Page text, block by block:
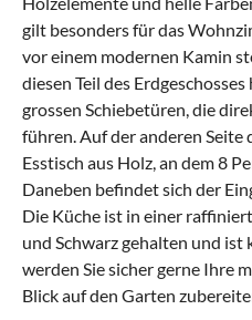
gilt besonders für das
vor einem modernen Kamin
diesen Teil des
grossen Schiebetüren, die
führen. Auf der anderen Seite
Esstisch aus Holz, an dem 8
Daneben befindet sich der
Die Küche ist in einer
und Schwarz gehalten und
werden Sie sicher gerne Ihre
Blick auf den Garten